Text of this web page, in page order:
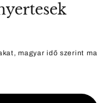
magyar idő szerint ma